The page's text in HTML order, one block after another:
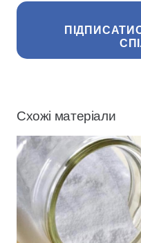
Схожі матеріали